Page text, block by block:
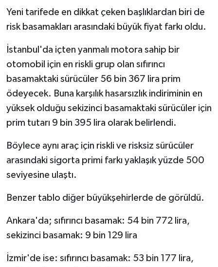
Yeni tarifede en dikkat çeken başlıklardan biri de
risk basamakları arasındaki büyük fiyat farkı oldu.
İstanbul'da içten yanmalı motora sahip bir
otomobil için en riskli grup olan sıfırıncı
basamaktaki sürücüler 56 bin 367 lira prim
ödeyecek. Buna karşılık hasarsızlık indiriminin en
yüksek olduğu sekizinci basamaktaki sürücüler için
prim tutarı 9 bin 395 lira olarak belirlendi.
Böylece aynı araç için riskli ve risksiz sürücüler
arasındaki sigorta primi farkı yaklaşık yüzde 500
seviyesine ulaştı.
Benzer tablo diğer büyükşehirlerde de görüldü.
Ankara'da; sıfırıncı basamak: 54 bin 772 lira,
sekizinci basamak: 9 bin 129 lira
İzmir'de ise: sıfırıncı basamak: 53 bin 177 lira,